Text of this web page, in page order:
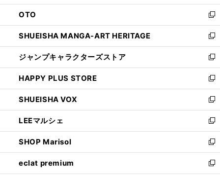
ウ
で
開
く
ン
ド
ウ
で
開
く
OTO
新
し
い
ウ
ィ
ン
ド
ウ
で
開
く
SHUEISHA MANGA-ART HERITAGE
新
し
い
ウ
ィ
ン
ド
ウ
で
開
く
ジャンプキャラクターズストア
新
し
い
ウ
ィ
ン
ド
ウ
で
開
く
HAPPY PLUS STORE
新
し
い
ウ
ィ
ン
ド
ウ
で
開
SHUEISHA VOX
新
し
い
ウ
ィ
ン
ド
ウ
LEEマルシェ
新
し
い
ウ
ィ
ン
SHOP Marisol
新
し
い
ウ
eclat premium
新